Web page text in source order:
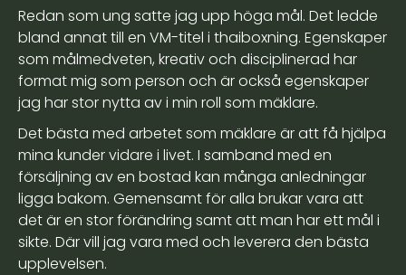
Redan som ung satte jag upp höga mål. Det ledde
bland annat till en VM-titel i thaiboxning. Egenskaper
som målmedveten, kreativ och disciplinerad har
format mig som person och är också egenskaper
jag har stor nytta av i min roll som mäklare.
Det bästa med arbetet som mäklare är att få hjälpa
mina kunder vidare i livet. I samband med en
försäljning av en bostad kan många anledningar
ligga bakom. Gemensamt för alla brukar vara att
det är en stor förändring samt att man har ett mål i
sikte. Där vill jag vara med och leverera den bästa
upplevelsen.